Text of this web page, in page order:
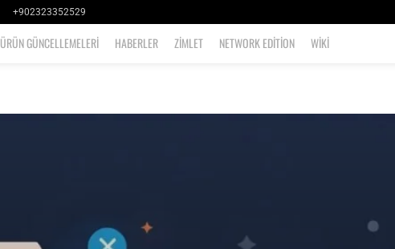
+902323352529
ÜRÜN GÜNCELLEMELERI HABERLER ZIMLET NETWORK EDITION WIKI